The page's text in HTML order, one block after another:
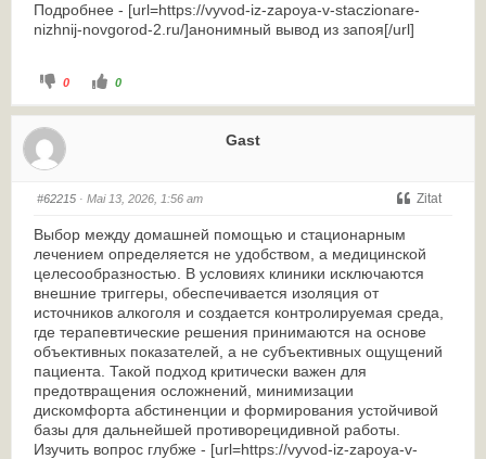
Подробнее - [url=https://vyvod-iz-zapoya-v-staczionare-
nizhnij-novgorod-2.ru/]анонимный вывод из запоя[/url]
0 0
Gast
#62215 · Mai 13, 2026, 1:56 am Zitat
Выбор между домашней помощью и стационарным
лечением определяется не удобством, а медицинской
целесообразностью. В условиях клиники исключаются
внешние триггеры, обеспечивается изоляция от
источников алкоголя и создается контролируемая среда,
где терапевтические решения принимаются на основе
объективных показателей, а не субъективных ощущений
пациента. Такой подход критически важен для
предотвращения осложнений, минимизации
дискомфорта абстиненции и формирования устойчивой
базы для дальнейшей противорецидивной работы.
Изучить вопрос глубже - [url=https://vyvod-iz-zapoya-v-